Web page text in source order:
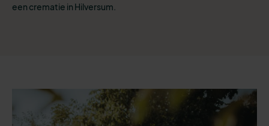
een crematie in Hilversum.